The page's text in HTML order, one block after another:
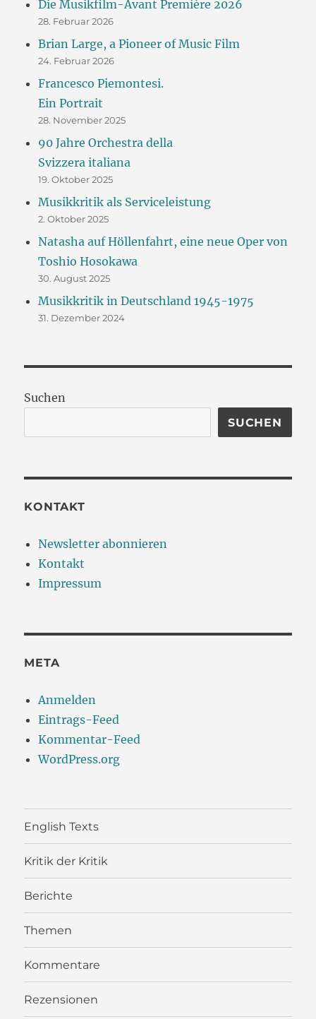
Die Musikfilm-Avant Première 2026
28. Februar 2026
Brian Large, a Pioneer of Music Film
24. Februar 2026
Francesco Piemontesi.
Ein Portrait
28. November 2025
90 Jahre Orchestra della
Svizzera italiana
19. Oktober 2025
Musikkritik als Serviceleistung
2. Oktober 2025
Natasha auf Höllenfahrt, eine neue Oper von
Toshio Hosokawa
30. August 2025
Musikkritik in Deutschland 1945-1975
31. Dezember 2024
Suchen
SUCHEN
KONTAKT
Newsletter abonnieren
Kontakt
Impressum
META
Anmelden
Eintrags-Feed
Kommentar-Feed
WordPress.org
English Texts
Kritik der Kritik
Berichte
Themen
Kommentare
Rezensionen